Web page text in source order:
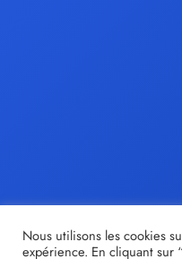
Nous utilisons les cookies
expérience. En cliquant sur